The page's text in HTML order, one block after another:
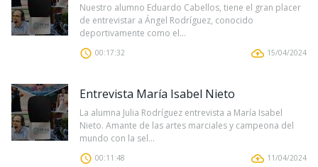
Nuestro alumno Eduardo Cabellos, tiene el gran placer
de entrevistar a Ángel Rodríguez, conocido
deportivamente como el...
00:17:32 15/04/2024
Entrevista María Isabel Nieto
La alumna Julia Rodríguez entrevista a María Isabel
Nieto. Amante de las artes marciales y campeona del
mundo con la sel...
00:11:48 11/04/2024